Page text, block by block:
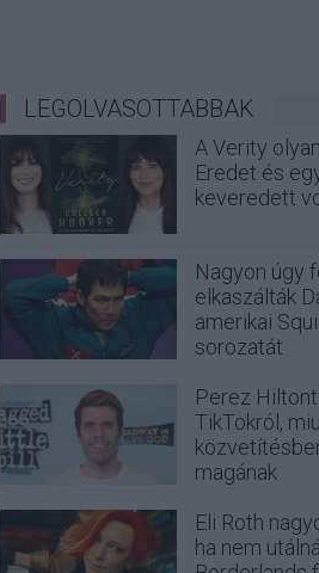
LEGOLVASOTTABBAK
A Verity
Eredet és
keveredett
Nagyon úgy
elkaszálták
amerikai
sorozatát
Perez
TikTokról,
magának
Eli Roth
ha nem